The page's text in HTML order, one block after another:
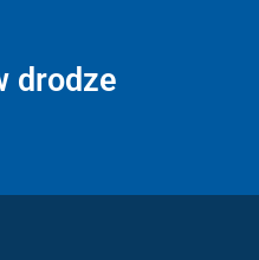
drodze